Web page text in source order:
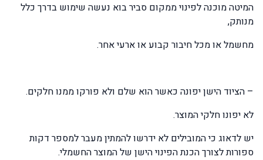
המיטה מוכנה לפינוי ממקום סביר בוא נעשה שימוש בדרך כלל
מנותק,
מחשמל או מכל חיבור קבוע או ארעי אחר.
– הציוד הישן יפונה כאשר הוא שלם ולא פורקו ממנו חלקים.
לא יפונו חלקי המוצר.
יש לדאוג כי המובילים לא ידרשו להמתין מעבר למספר דקות
ספורות לצורך הכנת הפינוי הישן של המוצר החשמלי.